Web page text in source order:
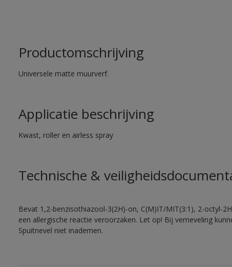
Productomschrijving
Universele matte muurverf.
Applicatie beschrijving
Kwast, roller en airless spray
Technische &
Bevat 1,2-benzisothiazool-3(2H)-on, C(M)IT/MIT(3:1), 2-octyl-
een allergische reactie veroorzaken. Let op! Bij verneveling
Spuitnevel niet inademen.